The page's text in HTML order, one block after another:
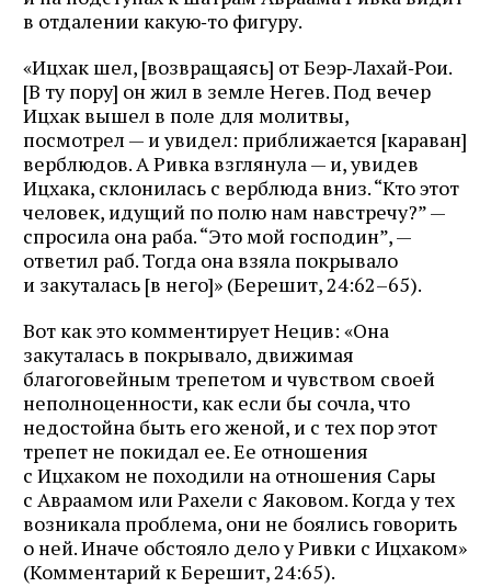
в отдалении какую‑то фигуру.
«Ицхак шел, [возвращаясь] от Беэр‑Лахай‑Рои.
[В ту пору] он жил в земле Негев. Под вечер
Ицхак вышел в поле для молитвы,
посмотрел — и увидел: приближается [караван]
верблюдов. А Ривка взглянула — и, увидев
Ицхака, склонилась с верблюда вниз. “Кто этот
человек, идущий по полю нам навстречу?” —
спросила она раба. “Это мой господин”, —
ответил раб. Тогда она взяла покрывало
и закуталась [в него]» (Берешит, 24:62–65).
Вот как это комментирует Нецив: «Она
закуталась в покрывало, движимая
благоговейным трепетом и чувством своей
неполноценности, как если бы сочла, что
недостойна быть его женой, и с тех пор этот
трепет не покидал ее. Ее отношения
с Ицхаком не походили на отношения Сары
с Авраамом или Рахели с Яаковом. Когда у тех
возникала проблема, они не боялись говорить
о ней. Иначе обстояло дело у Ривки с Ицхаком»
(Комментарий к Берешит, 24:65).